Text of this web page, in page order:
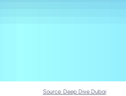
Source: Deep Dive Dubai